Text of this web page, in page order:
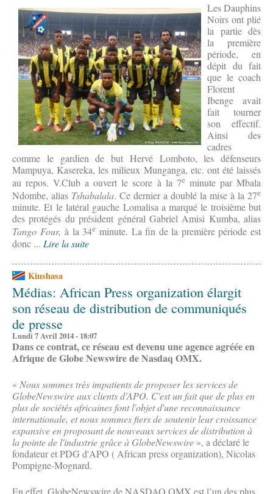
Les Dauphins
Noirs ont plié
la partie dès
la première
période, en
dépit du fait
que le coach
Florent
Ibenge avait
fait tourner
son effectif.
Ainsi des
cadres
comme le gardien de but Hervé Lomboto, les défenseurs
Mampuya, Kasereka, les milieux Munganga, etc. ont été laissés
au repos. V.Club a ouvert le score à la 7eminute par Mbala
Ndombe, alias Tshabalala. Ce dernier a doublé la mise à la 27e
minute. Et le latéral gauche Lomalisa a marqué le troisième but
des protégés du président général Gabriel Amisi Kumba, alias
Tango Four,à la 34e minute. La fin de la première période est
donc ... Lire la suite
Kinshasa
Médias: African Press organization élargit
son réseau de distribution de communiqués
de presse
Lundi 7 Avril 2014 - 18:07
Dans ce contrat, ce réseau est devenu une agence agréée en
Afrique de Globe Newswire de Nasdaq OMX.
« Nous sommes très impatients de proposer les services de
GlobeNewswire aux clients d'APO. C'est un fait que de plus en
plus de sociétés africaines font l'objet d'une reconnaissance
internationale, et nous sommes fiers de soutenir leur croissance
expansive en proposant de nouveaux services de distribution à
la pointe de l'industrie grâce à GlobeNewswire », a déclaré le
fondateur et PDG d'APO ( African press organization), Nicolas
Pompigne-Mognard.
En effet, GlobeNewswire de NASDAQ OMX est l’un des plus